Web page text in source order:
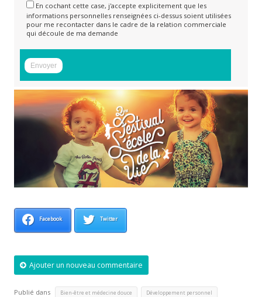
En cochant cette case, j'accepte explicitement que les
informations personnelles renseignées ci-dessus soient utilisées
pour me recontacter dans le cadre de la relation commerciale
qui découle de ma demande
Facebook Twitter
Ajouter un nouveau commentaire
Publié dans Bien-être et médecine douce Développement personnel